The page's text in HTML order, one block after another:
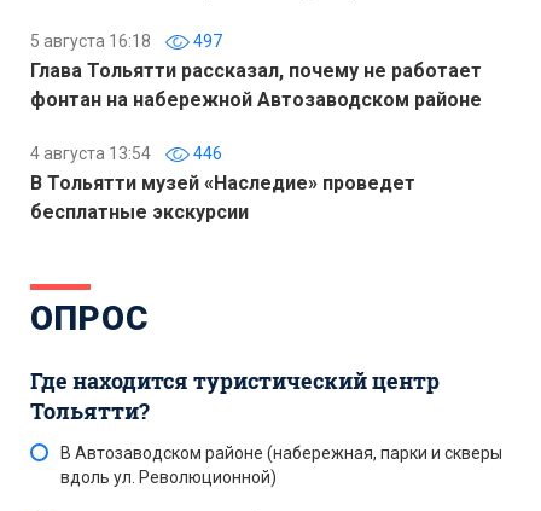
5 августа 16:18 497
Глава Тольятти рассказал, почему не работает
фонтан на набережной Автозаводском районе
4 августа 13:54 446
В Тольятти музей «Наследие» проведет
бесплатные экскурсии
ОПРОС
Где находится туристический центр
Тольятти?
В Автозаводском районе (набережная, парки и скверы
вдоль ул. Революционной)